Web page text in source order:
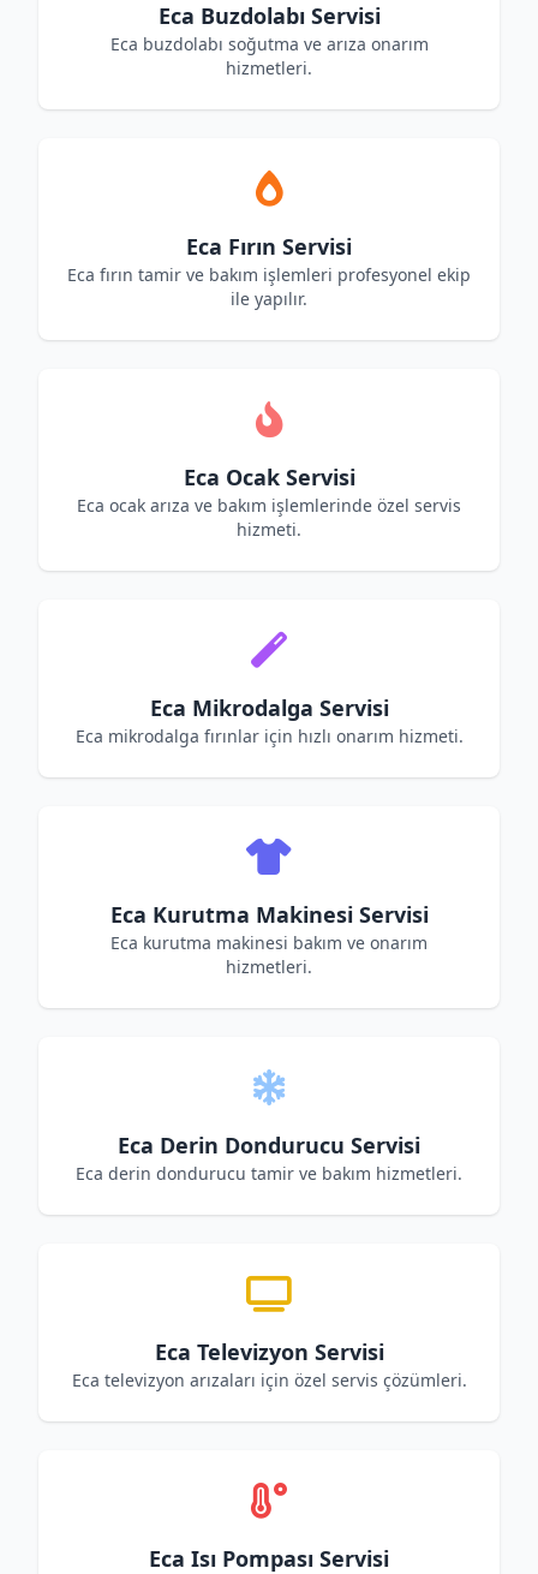
Eca Buzdolabı Servisi
Eca buzdolabı soğutma ve arıza onarım
hizmetleri.
Eca Fırın Servisi
Eca fırın tamir ve bakım işlemleri profesyonel ekip
ile yapılır.
Eca Ocak Servisi
Eca ocak arıza ve bakım işlemlerinde özel servis
hizmeti.
Eca Mikrodalga Servisi
Eca mikrodalga fırınlar için hızlı onarım hizmeti.
Eca Kurutma Makinesi Servisi
Eca kurutma makinesi bakım ve onarım
hizmetleri.
Eca Derin Dondurucu Servisi
Eca derin dondurucu tamir ve bakım hizmetleri.
Eca Televizyon Servisi
Eca televizyon arızaları için özel servis çözümleri.
Eca Isı Pompası Servisi